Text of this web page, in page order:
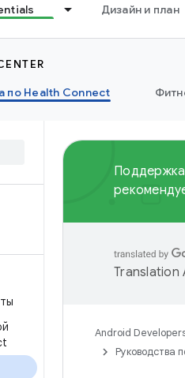
Дизайн и план
по Health Connect
Поддержка
Translation
Android
Руководства